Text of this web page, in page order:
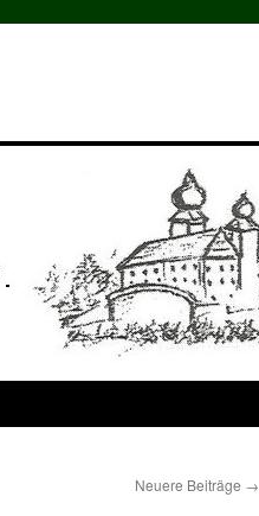
Neuere Beiträge →